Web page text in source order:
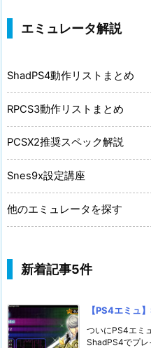
エミュレータ解説
ShadPS4動作リストまとめ
RPCS3動作リストまとめ
PCSX2推奨スペック解説
Snes9x設定講座
他のエミュレータを探す
新着記事5件
【PS4エミュ
ついにPS4エミ
ShadPS4でプレ